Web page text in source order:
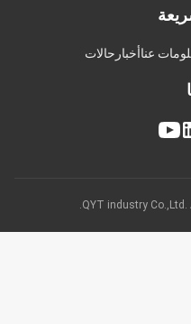
عناأخبارحالات